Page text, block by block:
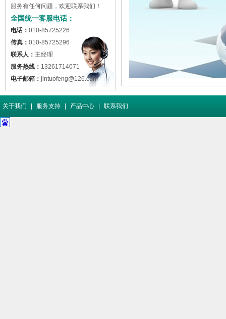
服务有任何问题，欢迎联系我们！
全国统一客服电话：
电话： 010-85725226
传真： 010-85725296
联系人： 王经理
服务热线： 13261714071
电子邮箱： jintuofeng@126.com
关于我们 服务支持 产品中心 联系我们